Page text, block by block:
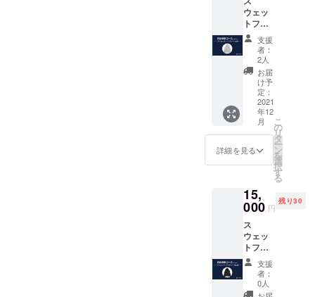
欄にご
希望の
お名前
をご記
入くだ
さい。
（※ニッ
クネー
ム可）
セージ
付きの
ポスト
カード
●LOVL
UEオ
フィ
シャル
サイト
に支援
してい
ただい
た方の
名前 ※
欄にご
希望の
をご記
入くだ
さい。
（※ニッ
クネー
ム可）
（縮ま
ない）
【素
材】
100%
コット
イズ】
S, M, L,
XL サイ
ズ表を
ご確認
くださ
感謝の
メッ
付きの
ポスト
カード
●LOVL
UEオ
フィ
ウェッ
トフー
ディー
[Ash] ✔︎
ユニ
セック
ス ✔︎ 14
オンス
と非常
に重
く、
10°Cの
低温で
も暖か
す。 ✔︎
シュリ
ンクフ
リー
（縮ま
ない）
【素
材】
コット
ン98％ /
支援
者：
2人
お届
け予
定：
2021
年12
月
詳細を見る
こ
の
リ
タ
ー
ン
を
選
択
す
る
15,
000 円
残り30
ス
ウェッ
トフー
ディー
[Black]
✔︎ ユニ
セック
支援
者：
0人